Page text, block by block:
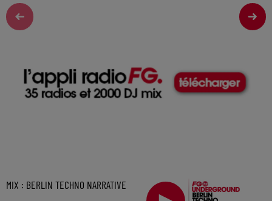
MIX : BERLIN TECHNO NARRATIVE